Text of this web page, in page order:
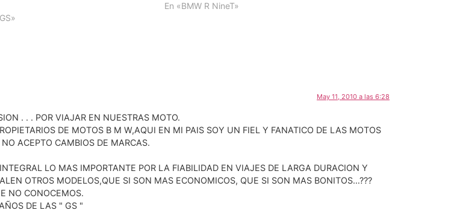
En «BMW R NineT»
May 11, 2010 a las 6:28
. . . POR VIAJAR EN NUESTRAS MOTO.
DE MOTOS B M W,AQUI EN MI PAIS SOY UN FIEL Y FANATICO DE LAS MOTOS
ACEPTO CAMBIOS DE MARCAS.
LO MAS IMPORTANTE POR LA FIABILIDAD EN VIAJES DE LARGA DURACION Y
OTROS MODELOS,QUE SI SON MAS ECONOMICOS, QUE SI SON MAS BONITOS…???
NO CONOCEMOS.
DE LAS " GS "